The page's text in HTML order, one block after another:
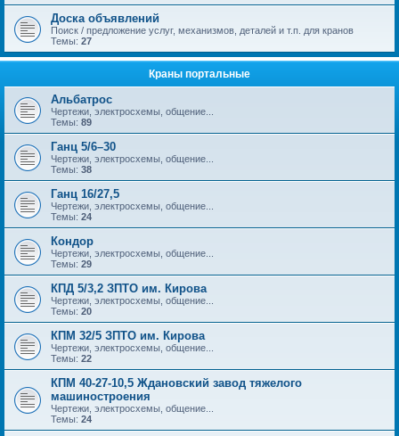
Доска объявлений
Поиск / предложение услуг, механизмов, деталей и т.п. для кранов
Темы: 27
Краны портальные
Альбатрос
Чертежи, электросхемы, общение...
Темы: 89
Ганц 5/6–30
Чертежи, электросхемы, общение...
Темы: 38
Ганц 16/27,5
Чертежи, электросхемы, общение...
Темы: 24
Кондор
Чертежи, электросхемы, общение...
Темы: 29
КПД 5/3,2 ЗПТО им. Кирова
Чертежи, электросхемы, общение...
Темы: 20
КПМ 32/5 ЗПТО им. Кирова
Чертежи, электросхемы, общение...
Темы: 22
КПМ 40-27-10,5 Ждановский завод тяжелого
машиностроения
Чертежи, электросхемы, общение...
Темы: 24